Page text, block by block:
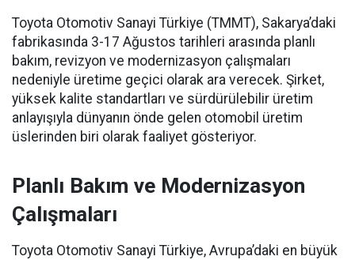
Toyota Otomotiv Sanayi Türkiye (TMMT), Sakarya’daki
fabrikasında 3-17 Ağustos tarihleri arasında planlı
bakım, revizyon ve modernizasyon çalışmaları
nedeniyle üretime geçici olarak ara verecek. Şirket,
yüksek kalite standartları ve sürdürülebilir üretim
anlayışıyla dünyanın önde gelen otomobil üretim
üslerinden biri olarak faaliyet gösteriyor.
Planlı Bakım ve Modernizasyon
Çalışmaları
Toyota Otomotiv Sanayi Türkiye, Avrupa’daki en büyük